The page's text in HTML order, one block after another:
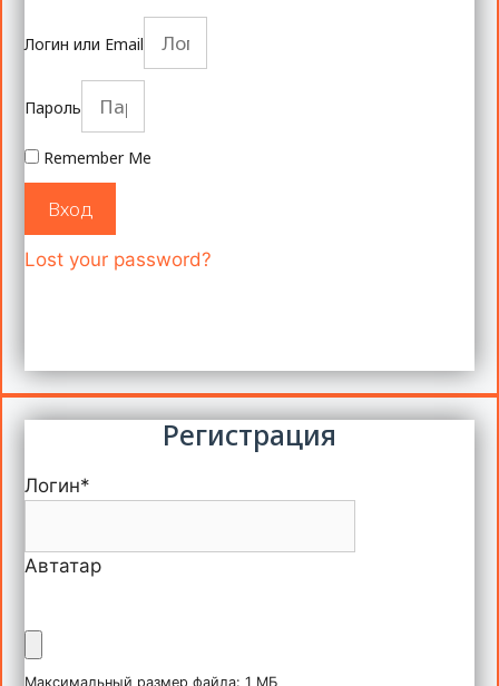
Логин или Email
Пароль
Remember Me
Вход
Lost your password?
Регистрация
Логин*
Автатар
Максимальный размер файла: 1 МБ